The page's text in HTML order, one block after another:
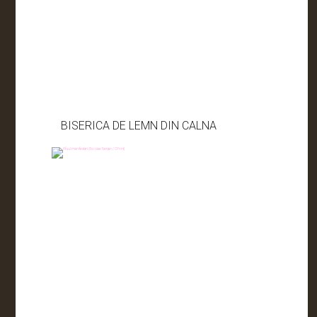
BISERICA DE LEMN DIN CALNA